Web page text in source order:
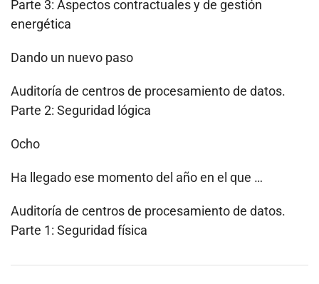
Parte 3: Aspectos contractuales y de gestión
energética
Dando un nuevo paso
Auditoría de centros de procesamiento de datos.
Parte 2: Seguridad lógica
Ocho
Ha llegado ese momento del año en el que …
Auditoría de centros de procesamiento de datos.
Parte 1: Seguridad física